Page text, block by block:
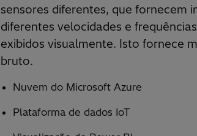
sensores diferentes, que fornecem
diferentes velocidades e
exibidos visualmente. Isto fornece
bruto.
Nuvem do Microsoft Azure
Plataforma de dados IoT